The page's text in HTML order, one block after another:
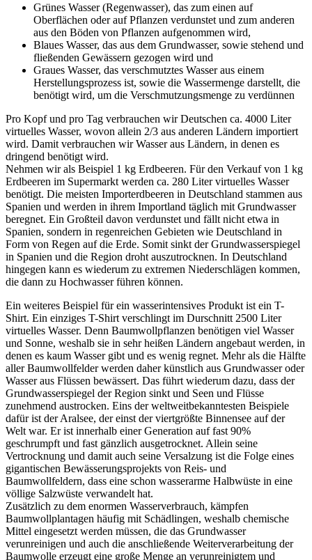
Grünes Wasser (Regenwasser), das zum einen auf
Oberflächen oder auf Pflanzen verdunstet und zum anderen
aus den Böden von Pflanzen aufgenommen wird,
Blaues Wasser, das aus dem Grundwasser, sowie stehend und
fließenden Gewässern gezogen wird und
Graues Wasser, das verschmutztes Wasser aus einem
Herstellungsprozess ist, sowie die Wassermenge darstellt, die
benötigt wird, um die Verschmutzungsmenge zu verdünnen
Pro Kopf und pro Tag verbrauchen wir Deutschen ca. 4000 Liter
virtuelles Wasser, wovon allein 2/3 aus anderen Ländern importiert
wird. Damit verbrauchen wir Wasser aus Ländern, in denen es
dringend benötigt wird.
Nehmen wir als Beispiel 1 kg Erdbeeren. Für den Verkauf von 1 kg
Erdbeeren im Supermarkt werden ca. 280 Liter virtuelles Wasser
benötigt. Die meisten Importerdbeeren in Deutschland stammen aus
Spanien und werden in ihrem Importland täglich mit Grundwasser
beregnet. Ein Großteil davon verdunstet und fällt nicht etwa in
Spanien, sondern in regenreichen Gebieten wie Deutschland in
Form von Regen auf die Erde. Somit sinkt der Grundwasserspiegel
in Spanien und die Region droht auszutrocknen. In Deutschland
hingegen kann es wiederum zu extremen Niederschlägen kommen,
die dann zu Hochwasser führen können.
Ein weiteres Beispiel für ein wasserintensives Produkt ist ein T-
Shirt. Ein einziges T-Shirt verschlingt im Durschnitt 2500 Liter
virtuelles Wasser. Denn Baumwollpflanzen benötigen viel Wasser
und Sonne, weshalb sie in sehr heißen Ländern angebaut werden, in
denen es kaum Wasser gibt und es wenig regnet. Mehr als die Hälfte
aller Baumwollfelder werden daher künstlich aus Grundwasser oder
Wasser aus Flüssen bewässert. Das führt wiederum dazu, dass der
Grundwasserspiegel der Region sinkt und Seen und Flüsse
zunehmend austrocken. Eins der weltweitbekanntesten Beispiele
dafür ist der Aralsee, der einst der viertgrößte Binnensee auf der
Welt war. Er ist innerhalb einer Generation auf fast 90%
geschrumpft und fast gänzlich ausgetrocknet. Allein seine
Vertrocknung und damit auch seine Versalzung ist die Folge eines
gigantischen Bewässerungsprojekts von Reis- und
Baumwollfeldern, dass eine schon wasserarme Halbwüste in eine
völlige Salzwüste verwandelt hat.
Zusätzlich zu dem enormen Wasserverbrauch, kämpfen
Baumwollplantagen häufig mit Schädlingen, weshalb chemische
Mittel eingesetzt werden müssen, die das Grundwasser
verunreinigen und auch die anschließende Weiterverarbeitung der
Baumwolle erzeugt eine große Menge an verunreinigtem und